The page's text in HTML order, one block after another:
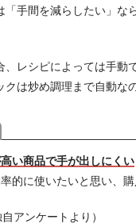
「手間を減らしたい」な
、レシピによっては手動
クは炒め調理まで自動な
い商品で手が出しにくい
的に使いたいと思い、購
アンケートより）